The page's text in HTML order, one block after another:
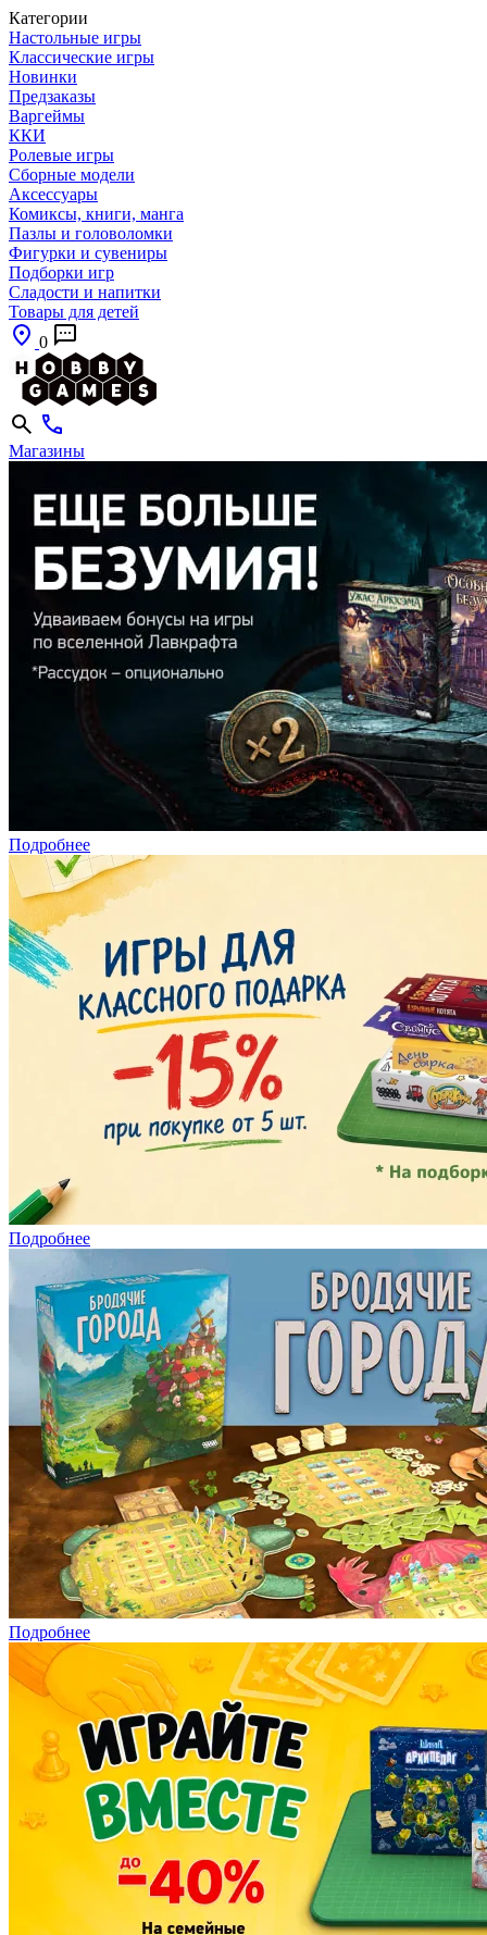
Категории
Настольные игры
Классические игры
Новинки
Предзаказы
Варгеймы
ККИ
Ролевые игры
Сборные модели
Аксессуары
Комиксы, книги, манга
Пазлы и головоломки
Фигурки и сувениры
Подборки игр
Сладости и напитки
Товары для детей
0
Магазины
Подробнее
Подробнее
Подробнее